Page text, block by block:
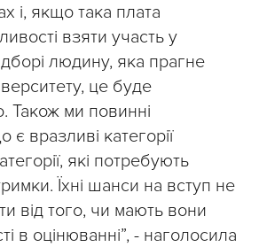
і, якщо така плата
взяти участь у
людину, яка прагне
це буде
Також ми повинні
є вразливі категорії
які потребують
Їхні шанси на вступ не
від того, чи мають вони
в оцінюванні”, - наголосила